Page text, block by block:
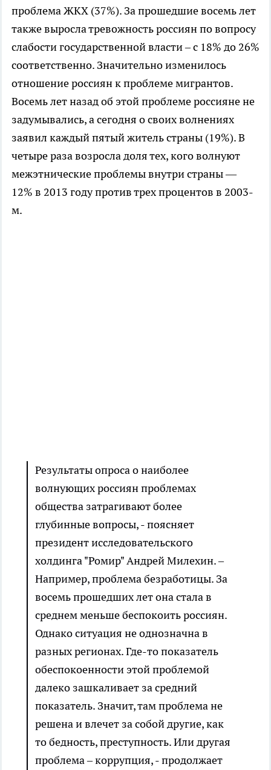
проблема ЖКХ (37%). За прошедшие восемь лет
также выросла тревожность россиян по вопросу
слабости государственной власти – с 18% до 26%
соответственно. Значительно изменилось
отношение россиян к проблеме мигрантов.
Восемь лет назад об этой проблеме россияне не
задумывались, а сегодня о своих волнениях
заявил каждый пятый житель страны (19%). В
четыре раза возросла доля тех, кого волнуют
межэтнические проблемы внутри страны —
12% в 2013 году против трех процентов в 2003-
м.
Результаты опроса о наиболее
волнующих россиян проблемах
общества затрагивают более
глубинные вопросы, - поясняет
президент исследовательского
холдинга "Ромир" Андрей Милехин. –
Например, проблема безработицы. За
восемь прошедших лет она стала в
среднем меньше беспокоить россиян.
Однако ситуация не однозначна в
разных регионах. Где-то показатель
обеспокоенности этой проблемой
далеко зашкаливает за средний
показатель. Значит, там проблема не
решена и влечет за собой другие, как
то бедность, преступность. Или другая
проблема – коррупция, - продолжает